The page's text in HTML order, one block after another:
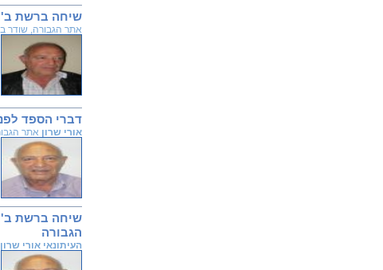
שיחה ברשת ב'
אתר הגבורה, שודר ב-16 בדצמבר
דברי הספד
אורי שרון אתר
הגבורה
העיתונאי אורי שרון